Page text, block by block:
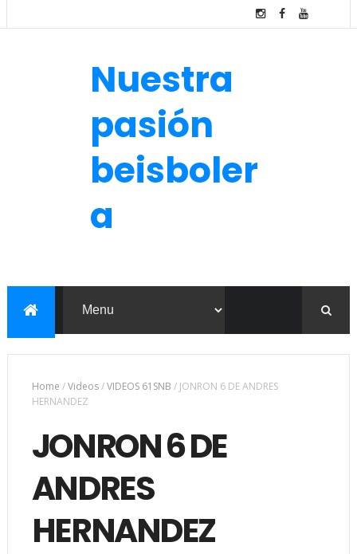
Nuestra
pasión
beisboler
a
Home /Videos/VIDEOS 61SNB / JONRON 6 DE ANDRES
HERNANDEZ
JONRON 6 DE
ANDRES
HERNANDEZ